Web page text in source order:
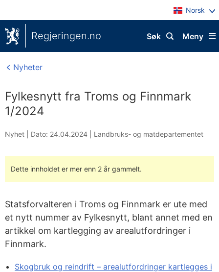
Norsk
Regjeringen.no Meny
Søk
Nyheter
Fylkesnytt fra Troms og Finnmark
1/2024
Nyhet | Dato: 24.04.2024 Landbruks- og matdepartementet
Dette innholdet er mer enn 2 år gammelt.
Statsforvalteren i Troms og Finnmark er ute med
et nytt nummer av Fylkesnytt, blant annet med en
artikkel om kartlegging av arealutfordringer i
Finnmark.
Skogbruk og reindrift – arealutfordringer kartlegges i